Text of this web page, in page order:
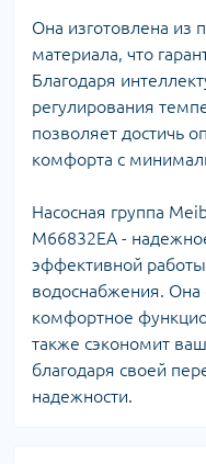
Она изготовлена из
материала, что
Благодаря
регулирования
позволяет достичь
комфорта с
Насосная группа
M66832EA -
эффективной
водоснабжения. Она
комфортное
также сэкономит
благодаря своей
надежности.